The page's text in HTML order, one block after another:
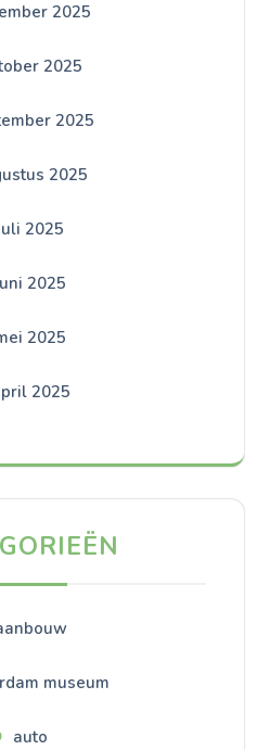
2025
2025
2025
2025
2025
2025
2025
2025
museum
auto